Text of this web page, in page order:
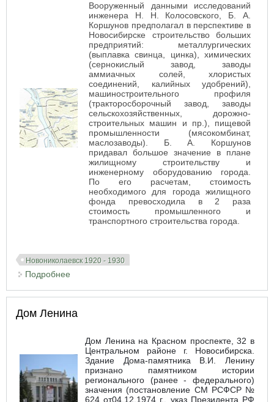
Вооруженный данными исследований
инженера Н. Н. Колосовского, Б. А.
Коршунов предполагал в перспективе в
Новосибирске строительство больших
предприятий: металлургических
(выплавка свинца, цинка), химических
(сернокислый завод, заводы
аммиачных солей, хлористых
соединений, калийных удобрений),
машиностроительного профиля
(тракторосборочный завод, заводы
сельскохозяйственных, дорожно-
строительных машин и пр.), пищевой
промышленности (мясокомбинат,
маслозаводы). Б. А. Коршунов
придавал большое значение в плане
жилищному строительству и
инженерному оборудованию города.
По его расчетам, стоимость
необходимого для города жилищного
фонда превосходила в 2 раза
стоимость промышленного и
транспортного строительства города.
Новониколаевск 1920 - 1930
Подробнее
Дом Ленина
Дом Ленина на Красном проспекте, 32 в
Центральном районе г. Новосибирска.
Здание Дома-памятника В.И. Ленину
признано памятником истории
регионального (ранее - федерального)
значения (постановление СМ РСФСР №
624 от04.12.1974 г., указ Президента РФ